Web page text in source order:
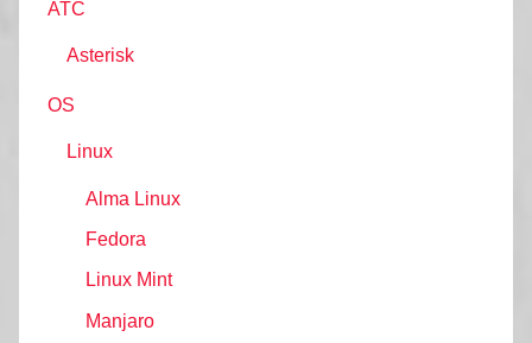
АТС
Asterisk
OS
Linux
Alma Linux
Fedora
Linux Mint
Manjaro